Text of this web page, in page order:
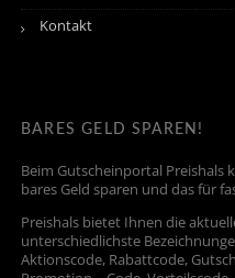
Kontakt
BARES GELD SPAREN!
Beim Gutscheinportal Preishals
bares Geld sparen und das für
Preishals bietet Ihnen die
unterschiedlichste
Aktionscode, Rabattcode,